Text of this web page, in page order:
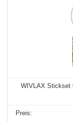
WIVLAX Stickset